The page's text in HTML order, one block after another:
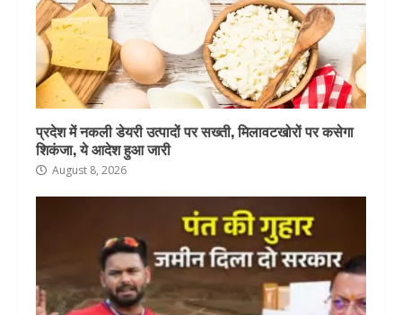
प्रदेश में नकली डेयरी उत्पादों पर सख्ती, मिलावटखोरों पर कसेगा
शिकंजा, ये आदेश हुआ जारी
August 8, 2026